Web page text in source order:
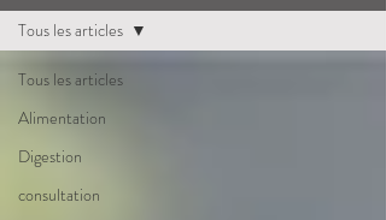
Tous les articles
Alimentation
Digestion
consultation
Tous les articles